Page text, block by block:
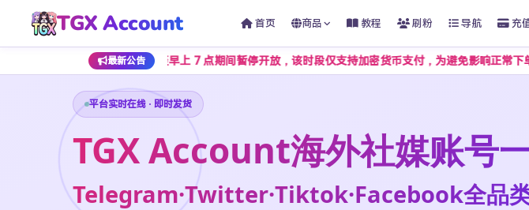
TGX Account 首页 商品 教程 刷粉 导航 充
最新公告
每日凌晨 1 点至早上 7 点期间暂停开放，该时段仅支持加密货币支付，为避免影响正常下单，建议提前安
平台实时在线 · 即时发货
TGX Account海外社媒账号
Telegram·Twitter·Tiktok·Facebook全品